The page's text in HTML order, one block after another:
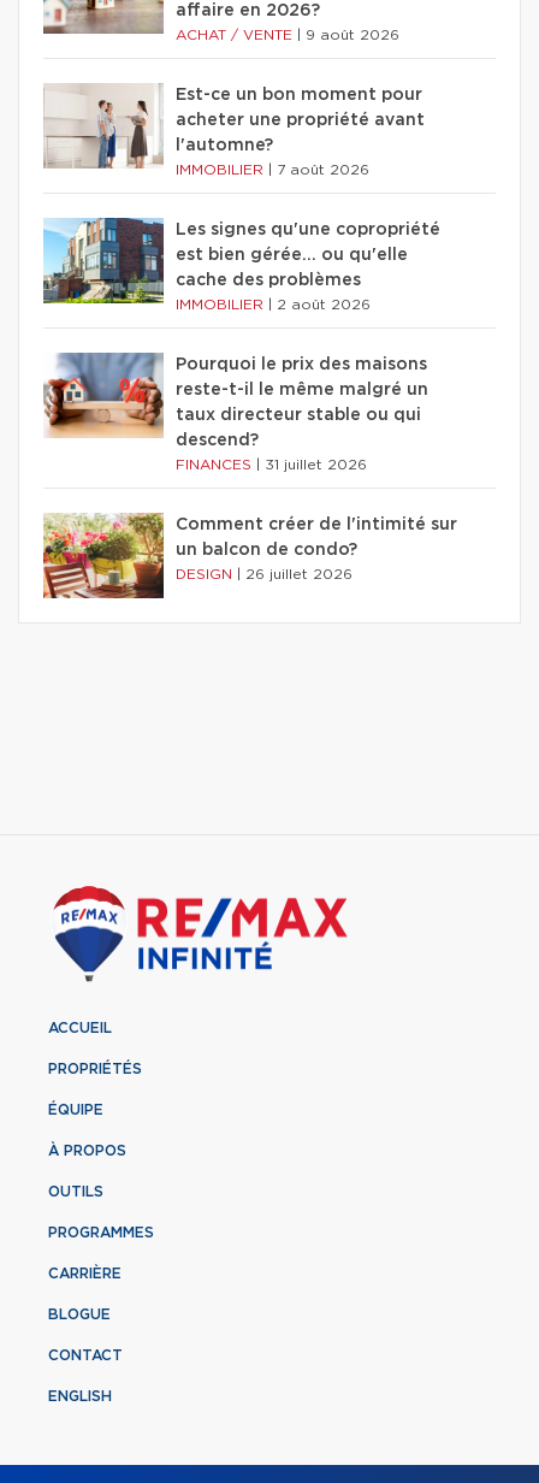
affaire en 2026?
ACHAT / VENTE 9 août 2026
Est-ce un bon moment pour
acheter une propriété avant
l'automne?
IMMOBILIER 7 août 2026
Les signes qu'une copropriété
est bien gérée… ou qu'elle
cache des problèmes
IMMOBILIER 2 août 2026
Pourquoi le prix des maisons
reste-t-il le même malgré un
taux directeur stable ou qui
descend?
FINANCES 31 juillet 2026
Comment créer de l'intimité sur
un balcon de condo?
DESIGN 26 juillet 2026
ACCUEIL
PROPRIÉTÉS
ÉQUIPE
À PROPOS
OUTILS
PROGRAMMES
CARRIÈRE
BLOGUE
CONTACT
ENGLISH